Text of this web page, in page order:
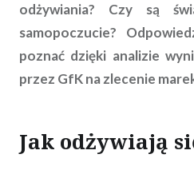
odżywiania? Czy są
samopoczucie?
poznać dzięki analizie
przez GfK na zlecenie
Jak odżywiają